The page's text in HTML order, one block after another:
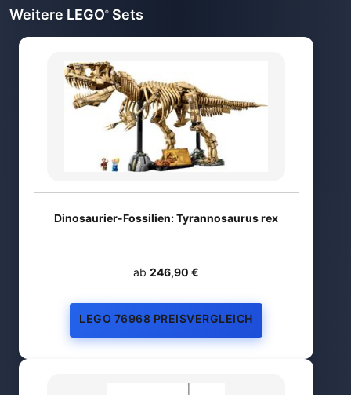
Weitere LEGO® Sets
Dinosaurier-Fossilien: Tyrannosaurus rex
ab 246,90 €
LEGO 76968 PREISVERGLEICH